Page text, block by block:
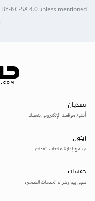
BY-NC-SA 4.0unless mentioned